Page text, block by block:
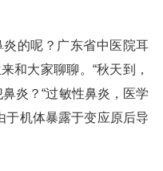
的呢？广东省中医院耳
和大家聊聊。“秋天到，
炎？“过敏性鼻炎，医学
于机体暴露于变应原后导